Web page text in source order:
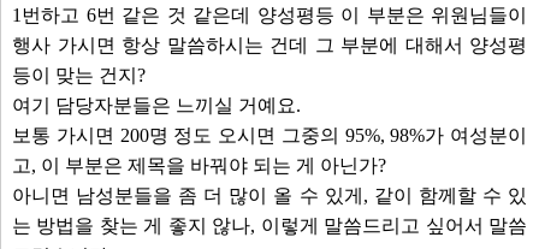
1번하고 6번 같은 것 같은데 양성평등 이 부분은 위원님들이
행사 가시면 항상 말씀하시는 건데 그 부분에 대해서 양성평
등이 맞는 건지?
여기 담당자분들은 느끼실 거예요.
보통 가시면 200명 정도 오시면 그중의 95%, 98%가 여성분이
고, 이 부분은 제목을 바꿔야 되는 게 아닌가?
아니면 남성분들을 좀 더 많이 올 수 있게, 같이 함께할 수 있
는 방법을 찾는 게 좋지 않나, 이렇게 말씀드리고 싶어서 말씀